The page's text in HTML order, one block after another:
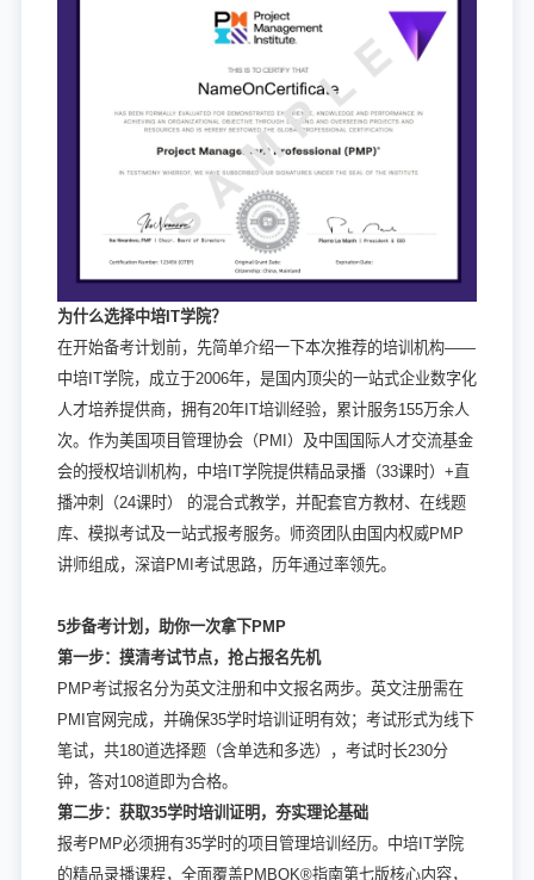
为什么选择中培IT学院？
在开始备考计划前，先简单介绍一下本次推荐的培训机构——
中培IT学院，成立于2006年，是国内顶尖的一站式企业数字化
人才培养提供商，拥有20年IT培训经验，累计服务155万余人
次。作为美国项目管理协会（PMI）及中国国际人才交流基金
会的授权培训机构，中培IT学院提供精品录播（33课时）+直
播冲刺（24课时） 的混合式教学，并配套官方教材、在线题
库、模拟考试及一站式报考服务。师资团队由国内权威PMP
讲师组成，深谙PMI考试思路，历年通过率领先。
5步备考计划，助你一次拿下PMP
第一步：摸清考试节点，抢占报名先机
PMP考试报名分为英文注册和中文报名两步。英文注册需在
PMI官网完成，并确保35学时培训证明有效；考试形式为线下
笔试，共180道选择题（含单选和多选），考试时长230分
钟，答对108道即为合格。
第二步：获取35学时培训证明，夯实理论基础
报考PMP必须拥有35学时的项目管理培训经历。中培IT学院
的精品录播课程，全面覆盖PMBOK®指南第七版核心内容，